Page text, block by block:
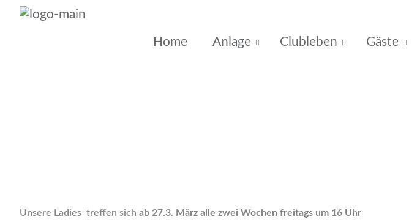
Home Anlage Clubleben Gäste
Unsere Ladies treffen sich ab 27.3. März alle zwei Wochen freitags um 16 Uhr